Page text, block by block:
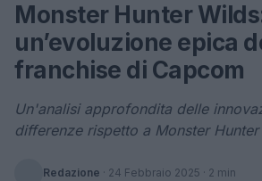
Monster Hunter
un’evoluzione epica
franchise di Capcom
Un'analisi approfondita delle
differenze rispetto a Monster
Redazione · 24 Febbraio 2025 · 2 min